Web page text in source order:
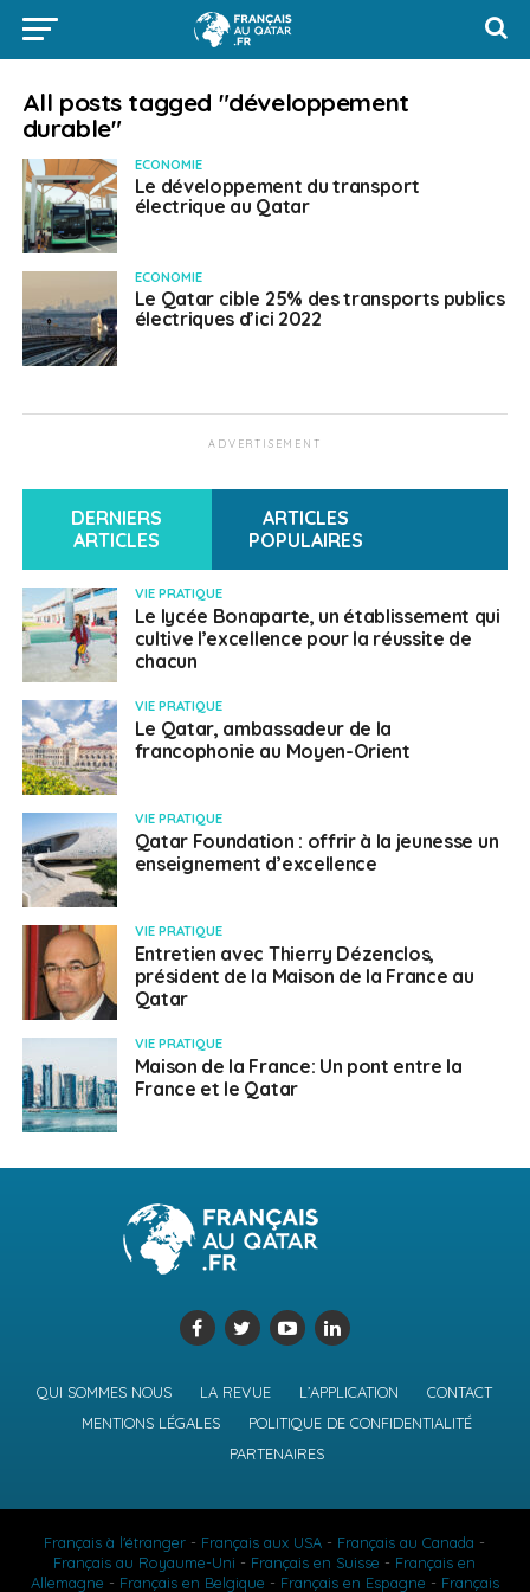
All posts tagged "développement
durable"
ECONOMIE
Le développement du transport
électrique au Qatar
ECONOMIE
Le Qatar cible 25% des transports publics
électriques d’ici 2022
ADVERTISEMENT
DERNIERS
ARTICLES
ARTICLES
POPULAIRES
VIE PRATIQUE
Le lycée Bonaparte, un établissement qui
cultive l’excellence pour la réussite de
chacun
VIE PRATIQUE
Le Qatar, ambassadeur de la
francophonie au Moyen-Orient
VIE PRATIQUE
Qatar Foundation : offrir à la jeunesse un
enseignement d’excellence
VIE PRATIQUE
Entretien avec Thierry Dézenclos,
président de la Maison de la France au
Qatar
VIE PRATIQUE
Maison de la France: Un pont entre la
France et le Qatar
QUI SOMMES NOUS LA REVUE L’APPLICATION
CONTACT
MENTIONS LÉGALES
POLITIQUE DE CONFIDENTIALITÉ
PARTENAIRES
Français à l'étranger - Français aux USA - Français au Canada -
Français au Royaume-Uni - Français en Suisse - Français en
Allemagne - Français en Belgique - Français en Espagne - Français